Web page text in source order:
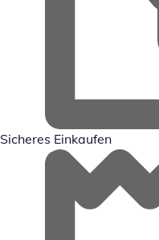
Sicheres Einkaufen